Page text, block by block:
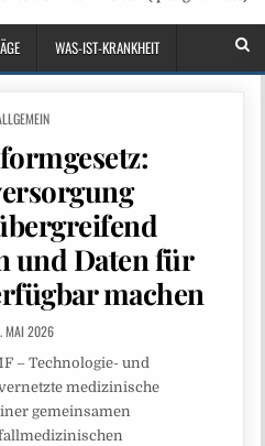
WAS-IST-KRANKHEIT
und Daten für
machen
MAI 2026
– Technologie- und
medizinische
gemeinsamen